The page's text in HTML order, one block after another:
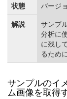
状態
バージ
解説
サンプ
分析に
に残し
るため
サンプルのイ
ム画像を取得